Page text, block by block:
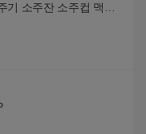
기 소주잔 소주컵 맥주